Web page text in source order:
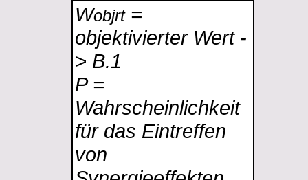
Wobjrt=
objektivierter Wert -
> B.1
P =
Wahrscheinlichkeit
für das Eintreffen
von